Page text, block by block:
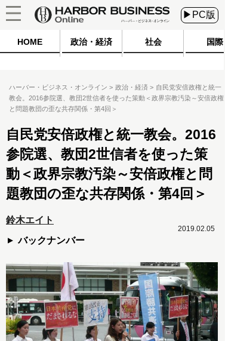
▶PC版
HOME 政治・経済 社会 国際
ハーバー・ビジネス・オンライン 政治・経済
自民党安倍政権と統一
教会。2016参院選、教団2世信者を使った策動＜政界宗教汚染～安倍政権
と問題教団の歪な共存関係・第4回＞
自民党安倍政権と統一教会。2016
参院選、教団2世信者を使った策
動＜政界宗教汚染～安倍政権と問
題教団の歪な共存関係・第4回＞
鈴木エイト
バックナンバー
2019.02.05